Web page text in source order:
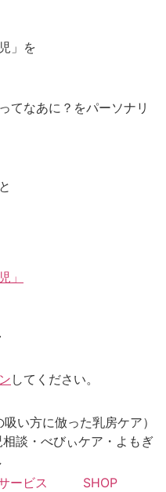
」を
てなあに？をパーソナリ
」
してください。
い方に倣った乳房ケア）
談・べびぃケア・よもぎ
ービス SHOP